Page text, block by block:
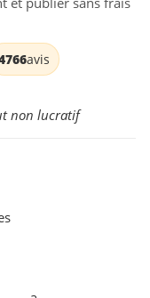
avis
non lucratif